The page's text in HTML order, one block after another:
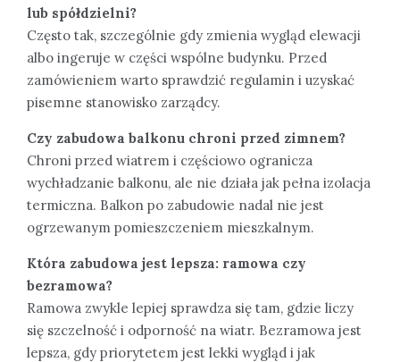
lub spółdzielni?
Często tak, szczególnie gdy zmienia wygląd elewacji
albo ingeruje w części wspólne budynku. Przed
zamówieniem warto sprawdzić regulamin i uzyskać
pisemne stanowisko zarządcy.
Czy zabudowa balkonu chroni przed zimnem?
Chroni przed wiatrem i częściowo ogranicza
wychładzanie balkonu, ale nie działa jak pełna izolacja
termiczna. Balkon po zabudowie nadal nie jest
ogrzewanym pomieszczeniem mieszkalnym.
Która zabudowa jest lepsza: ramowa czy
bezramowa?
Ramowa zwykle lepiej sprawdza się tam, gdzie liczy
się szczelność i odporność na wiatr. Bezramowa jest
lepsza, gdy priorytetem jest lekki wygląd i jak